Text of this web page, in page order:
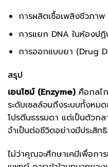
การผลิตเชื้อเพลิงชีวภา
การแยก DNA ในห้องป
การออกแบบยา (Drug
สรุป
เอนไซม์ (Enzyme) คือกลไ
ระดับเซลล์จนถึงระบบทั้งหม
โปรตีนธรรมดา แต่เป็นตัวก
จำเป็นต่อชีวิตอย่างมีประสิท
ไม่ว่าคุณจะศึกษาเคมีเพื่อกา